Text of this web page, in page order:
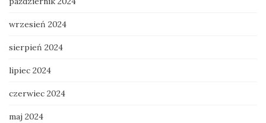
wrzesień 2024
sierpień 2024
lipiec 2024
czerwiec 2024
maj 2024